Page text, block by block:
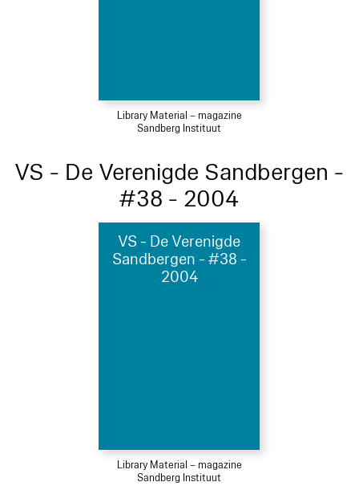
Library Material – magazine
Sandberg Instituut
VS - De Verenigde Sandbergen -
#38 - 2004
VS - De Verenigde
Sandbergen - #38 -
2004
Library Material – magazine
Sandberg Instituut